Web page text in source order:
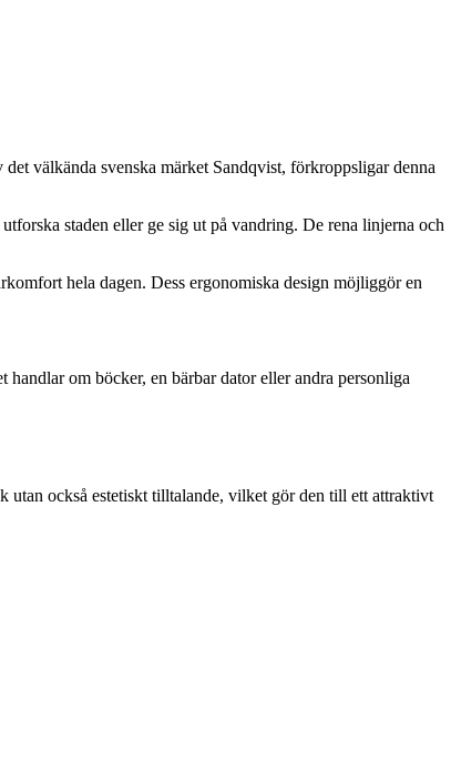
välkända svenska märket Sandqvist, förkroppsligar denna
staden eller ge sig ut på vandring. De rena linjerna och
hela dagen. Dess ergonomiska design möjliggör en
om böcker, en bärbar dator eller andra personliga
utan också estetiskt tilltalande, vilket gör den till ett attraktivt